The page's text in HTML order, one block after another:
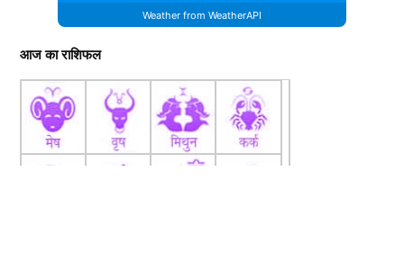
दुर्लभ बीमारी है।
में पकड़ा गया भारतीय खिलाड़ी, लगा 5 साल का बैन
TAGGED: Atul Parchure Bollywood celebs
Film Industry Pankaj Udhas Rituraj Singh
Weather from WeatherAPI
आज का राशिफल